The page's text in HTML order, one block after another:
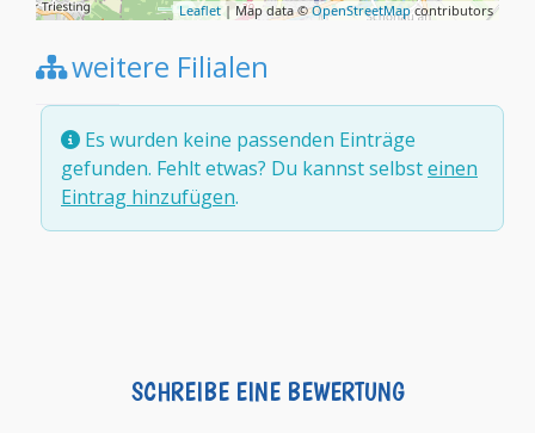
Leaflet | Map data ©OpenStreetMapcontributors
weitere Filialen
Es wurden keine passenden Einträge
gefunden. Fehlt etwas? Du kannst selbsteinen
Eintrag hinzufügen.
SCHREIBE EINE BEWERTUNG